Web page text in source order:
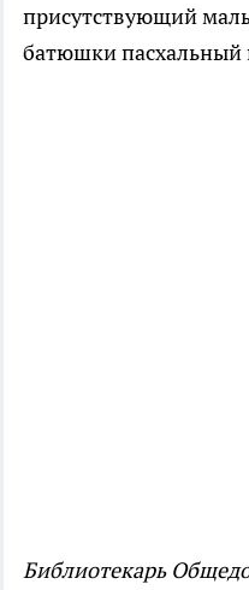
присутствующий
батюшки пасхальный
Библиотекарь